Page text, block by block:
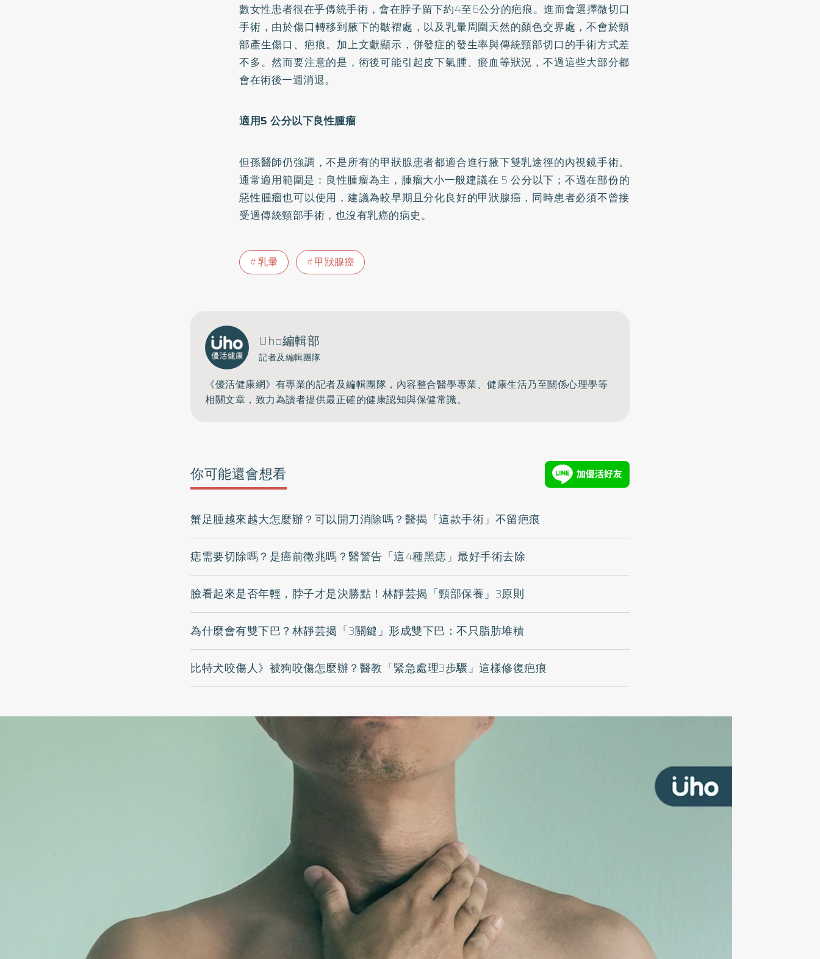
數女性患者很在乎傳統手術，會在脖子留下約4至6公分的疤痕。進而會選擇微切口
手術，由於傷口轉移到腋下的皺褶處，以及乳暈周圍天然的顏色交界處，不會於頸
部產生傷口、疤痕。加上文獻顯示，併發症的發生率與傳統頸部切口的手術方式差
不多。然而要注意的是，術後可能引起皮下氣腫、瘀血等狀況，不過這些大部分都
會在術後一週消退。
適用5 公分以下良性腫瘤
但孫醫師仍強調，不是所有的甲狀腺患者都適合進行腋下雙乳途徑的內視鏡手術。
通常適用範圍是：良性腫瘤為主，腫瘤大小一般建議在 5 公分以下；不過在部份的
惡性腫瘤也可以使用，建議為較早期且分化良好的甲狀腺癌，同時患者必須不曾接
受過傳統頸部手術，也沒有乳癌的病史。
乳暈 甲狀腺癌
Uho編輯部
記者及編輯團隊
《優活健康網》有專業的記者及編輯團隊，內容整合醫學專業、健康生活乃至關係心理學等
相關文章，致力為讀者提供最正確的健康認知與保健常識。
你可能還會想看
蟹足腫越來越大怎麼辦？可以開刀消除嗎？醫揭「這款手術」不留疤痕
痣需要切除嗎？是癌前徵兆嗎？醫警告「這4種黑痣」最好手術去除
臉看起來是否年輕，脖子才是決勝點！林靜芸揭「頸部保養」3原則
為什麼會有雙下巴？林靜芸揭「3關鍵」形成雙下巴：不只脂肪堆積
比特犬咬傷人》被狗咬傷怎麼辦？醫教「緊急處理3步驟」這樣修復疤痕